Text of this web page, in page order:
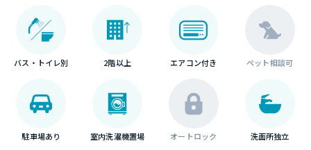
バス・トイレ別 2階以上 エアコン付き ペット相談可
駐車場あり 室内洗濯機置場 オートロック 洗面所独立